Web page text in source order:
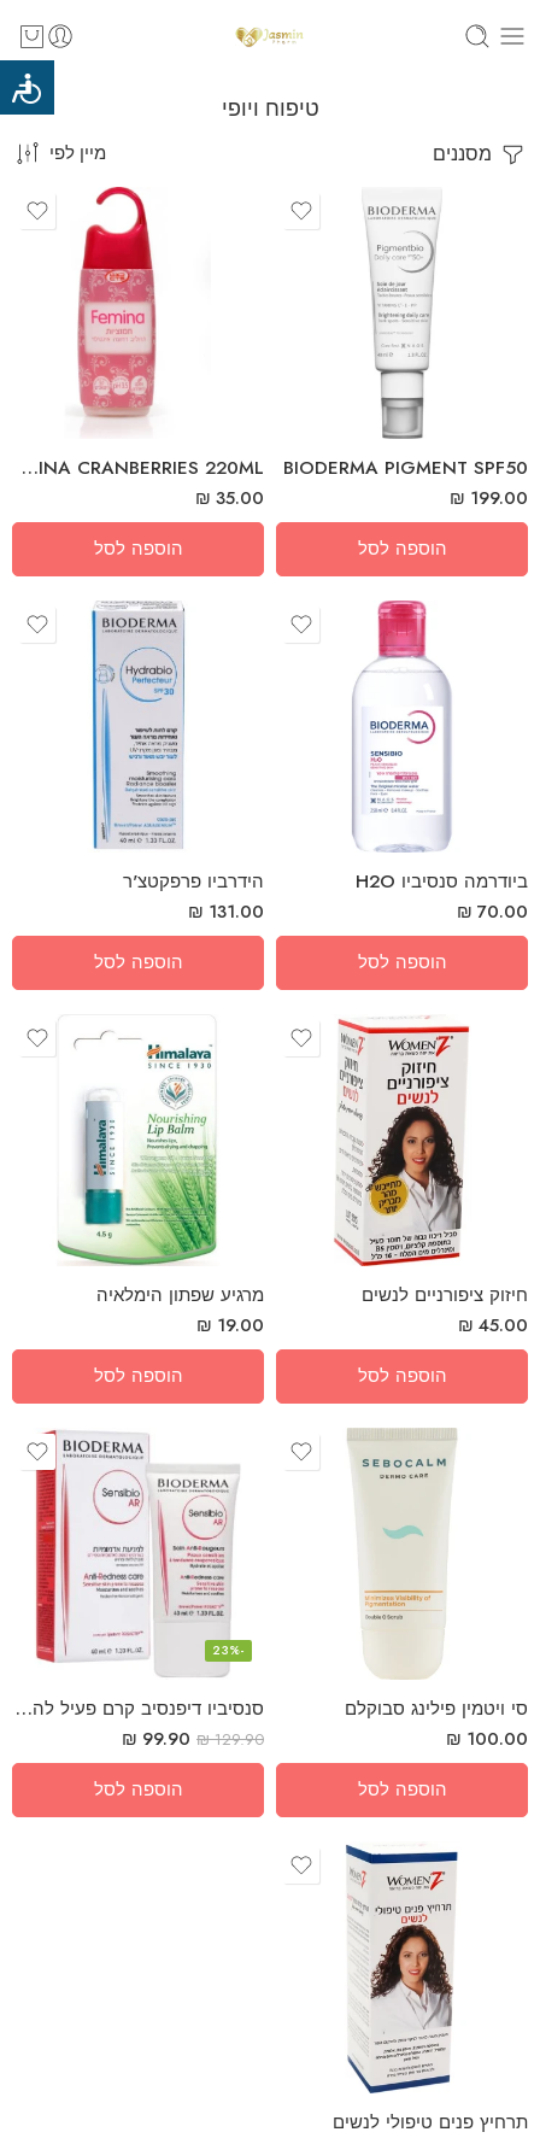
טיפוח ויופי
מסננים מיין לפי
‎BIODERMA‎ ‎PIGMENT‎ ‎SPF‎50
199.00
₪
הוספה לסל
FEMINA CRANBERRIES 220ML
35.00
₪
הוספה לסל
ביודרמה סנסיביו H2O
70.00
₪
הוספה לסל
הידרביו פרפקטצ'ר
131.00
₪
הוספה לסל
חיזוק ציפורניים לנשים
45.00
₪
הוספה לסל
19.00
₪
הוספה לסל
100.00
₪
הוספה לסל
סנסיביו דיפנסיב קרם פעיל להרגעת העור לעור רגיש
-23%
129.90
₪
99.90
₪
הוספה לסל
תרחיץ פנים טיפולי לנשים